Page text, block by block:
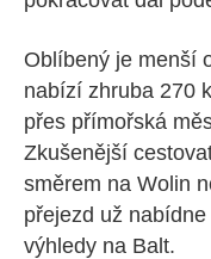
Oblíbený je menší
nabízí zhruba 270
přes přímořská
Zkušenější
směrem na Wolin
přejezd už
výhledy na Balt.